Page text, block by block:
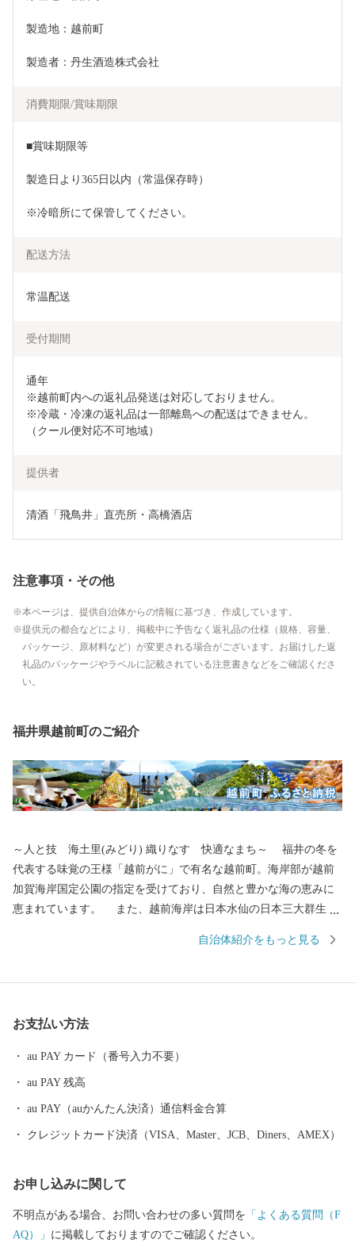
製造地：越前町
製造者：丹生酒造株式会社
消費期限/賞味期限
■賞味期限等
製造日より365日以内（常温保存時）
※冷暗所にて保管してください。
配送方法
常温配送
受付期間
通年
※越前町内への返礼品発送は対応しておりません。
※冷蔵・冷凍の返礼品は一部離島への配送はできません。
（クール便対応不可地域）
提供者
清酒「飛鳥井」直売所・高橋酒店
注意事項・その他
本ページは、提供自治体からの情報に基づき、作成しています。
提供元の都合などにより、掲載中に予告なく返礼品の仕様（規格、容量、
パッケージ、原材料など）が変更される場合がございます。お届けした返
礼品のパッケージやラベルに記載されている注意書きなどをご確認くださ
い。
福井県越前町のご紹介
～人と技 海土里(みどり) 織りなす 快適なまち～ 福井の冬を
代表する味覚の王様「越前がに」で有名な越前町。海岸部が越前
加賀海岸国定公園の指定を受けており、自然と豊かな海の恵みに
恵まれています。 また、越前海岸は日本水仙の日本三大群生地
国道305号から眺めた斜面は水仙でうめつくされ、優しい香りが漂
観光地が多くあります。ぜひ一度お越しいただき、本物の“越前ブ
～1/3休み) TEL 050-5526-2902 メール furusato@town-echizen.com
※寄附金受領証明書およびワンストップ特例申請は返礼品とは別
に郵送をしております。
自治体紹介をもっと見る
お支払い方法
au PAY カード（番号入力不要）
au PAY 残高
au PAY（auかんたん決済）通信料金合算
クレジットカード決済（VISA、Master、JCB、Diners、AMEX）
お申し込みに関して
不明点がある場合、お問い合わせの多い質問を 「よくある質問（F
AQ）」 に掲載しておりますのでご確認ください。